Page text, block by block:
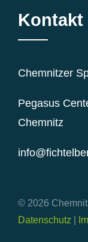
Kontakt
Chemnitzer
Pegasus
Chemnitz
© 2026
Datenschutz